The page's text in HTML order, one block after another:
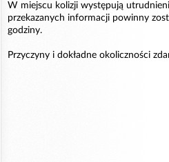
W miejscu kolizji występują
przekazanych informacji powinny
godziny.
Przyczyny i dokładne okoliczności